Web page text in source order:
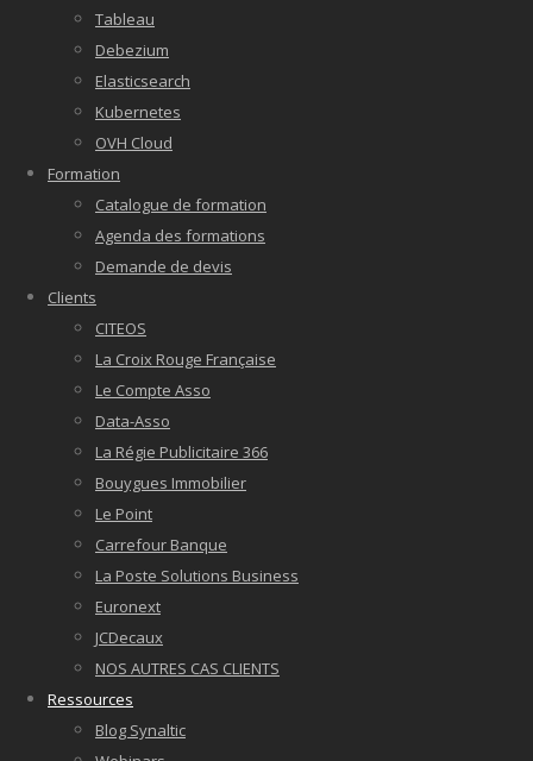
Tableau
Debezium
Elasticsearch
Kubernetes
OVH Cloud
Formation
Catalogue de formation
Agenda des formations
Demande de devis
Clients
CITEOS
La Croix Rouge Française
Le Compte Asso
Data-Asso
La Régie Publicitaire 366
Bouygues Immobilier
Le Point
Carrefour Banque
La Poste Solutions Business
Euronext
JCDecaux
NOS AUTRES CAS CLIENTS
Ressources
Blog Synaltic